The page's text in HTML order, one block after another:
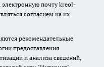
почту kreol-
согласием на их
рекомендательные
предоставления
и анализа сведений,